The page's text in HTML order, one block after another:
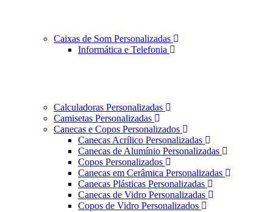
Caixas de Som Personalizadas
Informática e Telefonia
Calculadoras Personalizadas
Camisetas Personalizadas
Canecas e Copos Personalizados
Canecas Acrílico Personalizadas
Canecas de Alumínio Personalizadas
Copos Personalizados
Canecas em Cerâmica Personalizadas
Canecas Plásticas Personalizadas
Canecas de Vidro Personalizadas
Copos de Vidro Personalizados